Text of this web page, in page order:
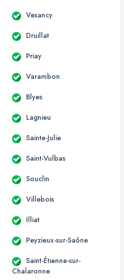
Vesancy
Druillat
Priay
Varambon
Blyes
Lagnieu
Sainte-Julie
Saint-Vulbas
Souclin
Villebois
Illiat
Peyzieux-sur-Saône
Saint-Étienne-sur-
Chalaronne